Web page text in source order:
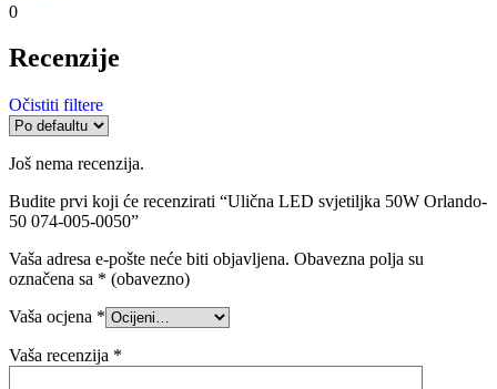
0
Recenzije
Očistiti filtere
Još nema recenzija.
Budite prvi koji će recenzirati “Ulična LED svjetiljka 50W Orlando-
50 074-005-0050”
Vaša adresa e-pošte neće biti objavljena. Obavezna polja su
označena sa * (obavezno)
Vaša ocjena *
Vaša recenzija *